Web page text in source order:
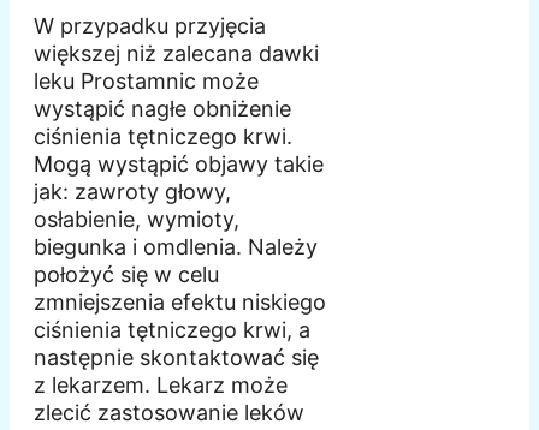
W przypadku przyjęcia
większej niż zalecana dawki
leku Prostamnic może
wystąpić nagłe obniżenie
ciśnienia tętniczego krwi.
Mogą wystąpić objawy takie
jak: zawroty głowy,
osłabienie, wymioty,
biegunka i omdlenia. Należy
położyć się w celu
zmniejszenia efektu niskiego
ciśnienia tętniczego krwi, a
następnie skontaktować się
z lekarzem. Lekarz może
zlecić zastosowanie leków